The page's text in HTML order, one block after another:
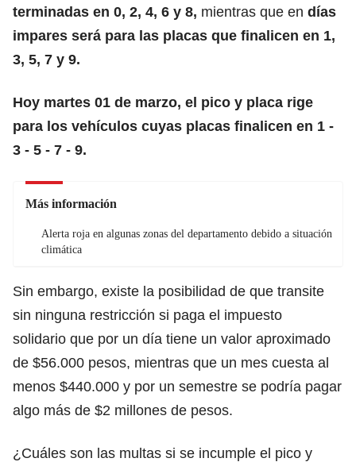
terminadas en 0, 2, 4, 6 y 8, mientras que en días
impares será para las placas que finalicen en 1,
3, 5, 7 y 9.
Hoy martes 01 de marzo, el pico y placa rige
para los vehículos cuyas placas finalicen en 1 -
3 - 5 - 7 - 9.
Más información
Alerta roja en algunas zonas del departamento debido a situación
climática
Sin embargo, existe la posibilidad de que transite
sin ninguna restricción si paga el impuesto
solidario que por un día tiene un valor aproximado
de $56.000 pesos, mientras que un mes cuesta al
menos $440.000 y por un semestre se podría pagar
algo más de $2 millones de pesos.
¿Cuáles son las multas si se incumple el pico y